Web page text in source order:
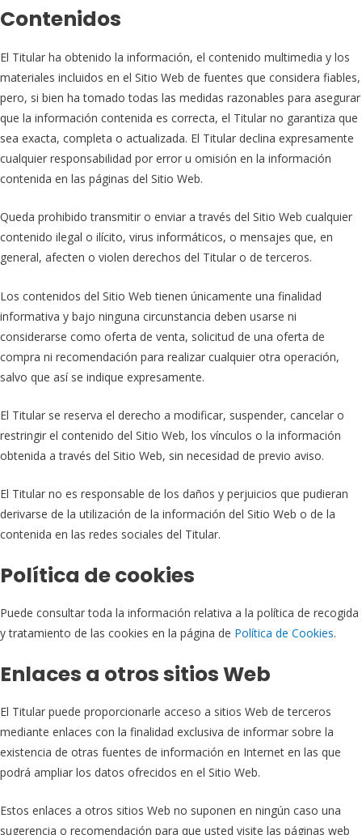
Contenidos
El Titular ha obtenido la información, el contenido multimedia y los
materiales incluidos en el Sitio Web de fuentes que considera fiables,
pero, si bien ha tomado todas las medidas razonables para asegurar
que la información contenida es correcta, el Titular no garantiza que
sea exacta, completa o actualizada. El Titular declina expresamente
cualquier responsabilidad por error u omisión en la información
contenida en las páginas del Sitio Web.
Queda prohibido transmitir o enviar a través del Sitio Web cualquier
contenido ilegal o ilícito, virus informáticos, o mensajes que, en
general, afecten o violen derechos del Titular o de terceros.
Los contenidos del Sitio Web tienen únicamente una finalidad
informativa y bajo ninguna circunstancia deben usarse ni
considerarse como oferta de venta, solicitud de una oferta de
compra ni recomendación para realizar cualquier otra operación,
salvo que así se indique expresamente.
El Titular se reserva el derecho a modificar, suspender, cancelar o
restringir el contenido del Sitio Web, los vínculos o la información
obtenida a través del Sitio Web, sin necesidad de previo aviso.
El Titular no es responsable de los daños y perjuicios que pudieran
derivarse de la utilización de la información del Sitio Web o de la
contenida en las redes sociales del Titular.
Política de cookies
Puede consultar toda la información relativa a la política de recogida
y tratamiento de las cookies en la página de Política de Cookies.
Enlaces a otros sitios Web
El Titular puede proporcionarle acceso a sitios Web de terceros
mediante enlaces con la finalidad exclusiva de informar sobre la
existencia de otras fuentes de información en Internet en las que
podrá ampliar los datos ofrecidos en el Sitio Web.
Estos enlaces a otros sitios Web no suponen en ningún caso una
sugerencia o recomendación para que usted visite las páginas web